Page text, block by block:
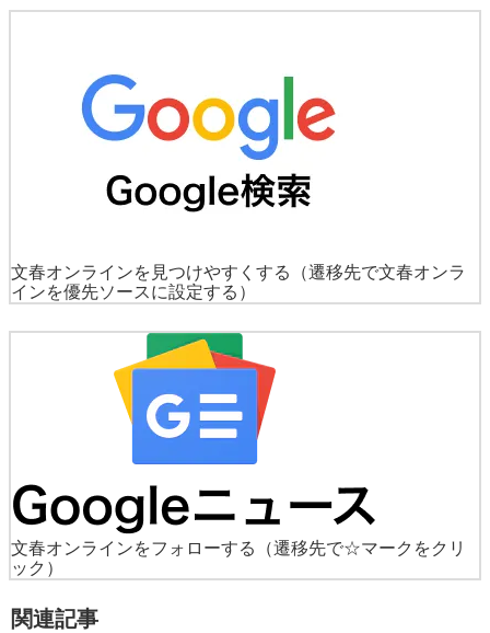
文春オンラインを見つけやすくする
（遷移先で文春オンラ
インを優先ソースに設定する）
文春オンラインをフォローする
（遷移先で☆マークをクリ
ック）
関連記事